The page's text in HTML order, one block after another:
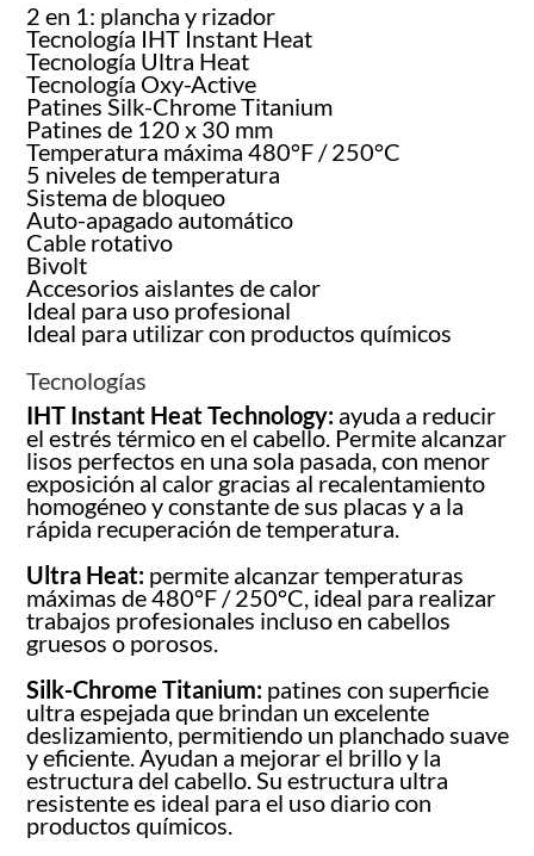
2 en 1: plancha y rizador
Tecnología IHT Instant Heat
Tecnología Ultra Heat
Tecnología Oxy-Active
Patines Silk-Chrome Titanium
Patines de 120 x 30 mm
Temperatura máxima 480°F / 250°C
5 niveles de temperatura
Sistema de bloqueo
Auto-apagado automático
Cable rotativo
Bivolt
Accesorios aislantes de calor
Ideal para uso profesional
Ideal para utilizar con productos químicos
Tecnologías
IHT Instant Heat Technology:ayuda a reducir
el estrés térmico en el cabello. Permite alcanzar
lisos perfectos en una sola pasada, con menor
exposición al calor gracias al recalentamiento
homogéneo y constante de sus placas y a la
rápida recuperación de temperatura.
Ultra Heat:permite alcanzar temperaturas
máximas de 480°F / 250°C, ideal para realizar
trabajos profesionales incluso en cabellos
gruesos o porosos.
Silk-Chrome Titanium:patines con superficie
ultra espejada que brindan un excelente
deslizamiento, permitiendo un planchado suave
y eficiente. Ayudan a mejorar el brillo y la
estructura del cabello. Su estructura ultra
resistente es ideal para el uso diario con
productos químicos.